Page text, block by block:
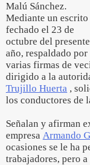
Malú Sánchez.
Mediante un escrito
fechado el 23 de
octubre del presente
año, respaldado por
varias firmas de
dirigido a la
Trujillo Huerta ,
los conductores de
Señalan y afirman
empresa Armando
ocasiones se le ha
trabajadores, pero